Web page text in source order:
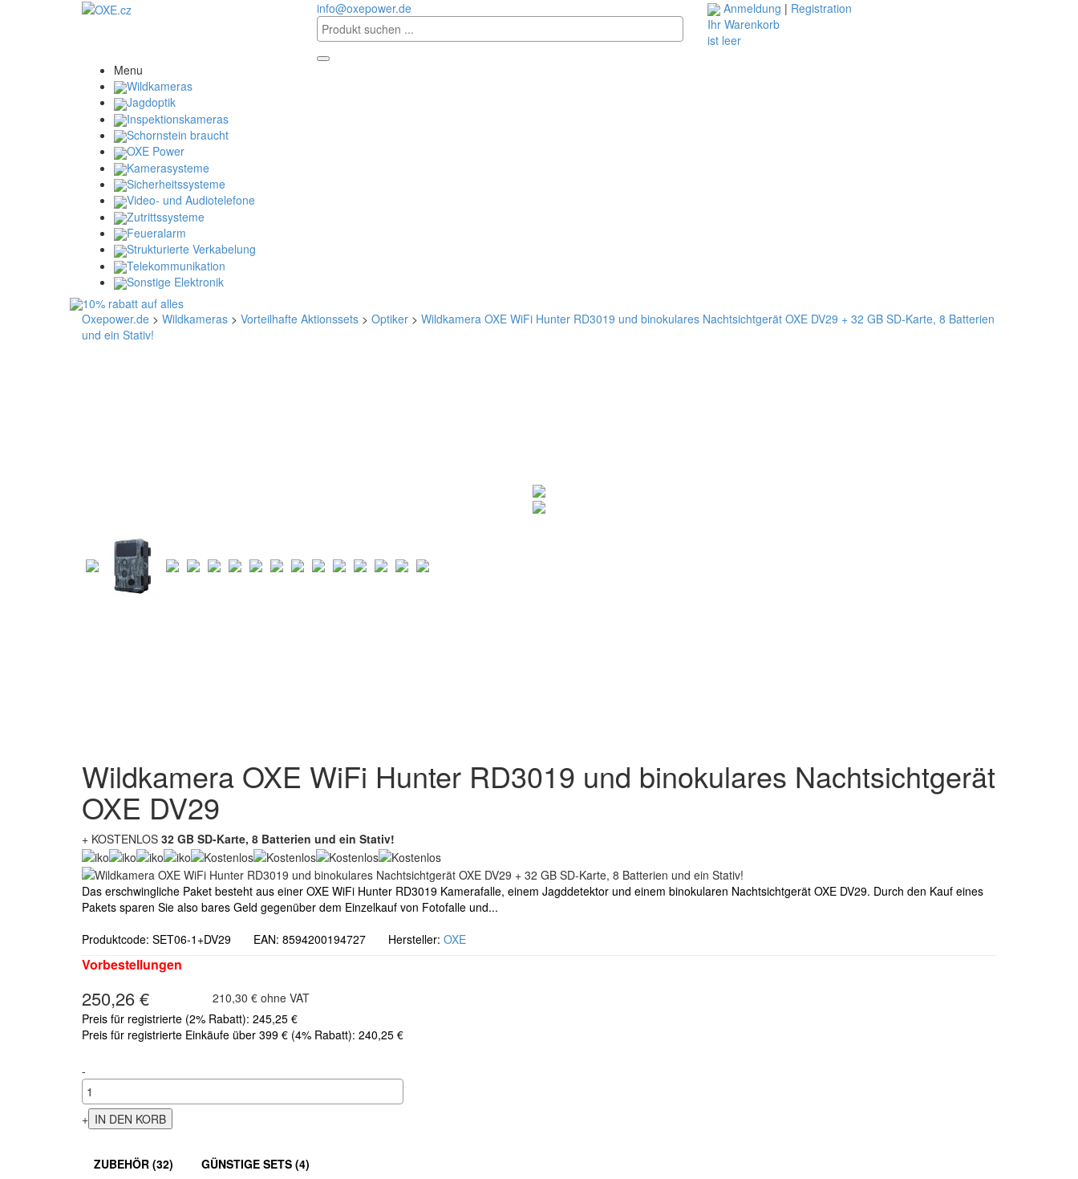
info@oxepower.de Anmeldung | Registration
Ihr Warenkorb
ist leer
Menu
Wildkameras
Jagdoptik
Inspektionskameras
Schornstein braucht
OXE Power
Kamerasysteme
Sicherheitssysteme
Video- und Audiotelefone
Zutrittssysteme
Feueralarm
Strukturierte Verkabelung
Telekommunikation
Sonstige Elektronik
Oxepower.de > Wildkameras > Vorteilhafte Aktionssets > Optiker > Wildkamera OXE WiFi Hunter RD3019 und binokulares Nachtsichtgerät OXE DV29 + 32 GB SD-Karte, 8 Batterien
und ein Stativ!
Wildkamera OXE WiFi Hunter RD3019 und binokulares Nachtsichtgerät
OXE DV29
+ KOSTENLOS 32 GB SD-Karte, 8 Batterien und ein Stativ!
Das erschwingliche Paket besteht aus einer OXE WiFi Hunter RD3019 Kamerafalle, einem Jagddetektor und einem binokularen Nachtsichtgerät OXE DV29. Durch den Kauf eines
Pakets sparen Sie also bares Geld gegenüber dem Einzelkauf von Fotofalle und...
Produktcode: SET06-1+DV29 EAN: 8594200194727 Hersteller: OXE
Vorbestellungen
250,26 €
210,30 € ohne VAT
Preis für registrierte (2% Rabatt): 245,25 €
Preis für registrierte Einkäufe über 399 € (4% Rabatt): 240,25 €
-
+
ZUBEHÖR (32) GÜNSTIGE SETS (4)